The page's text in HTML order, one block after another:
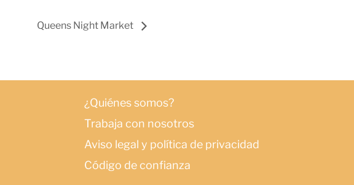
Queens Night Market
¿Quiénes somos?
Trabaja con nosotros
Aviso legal y política de privacidad
Código de confianza